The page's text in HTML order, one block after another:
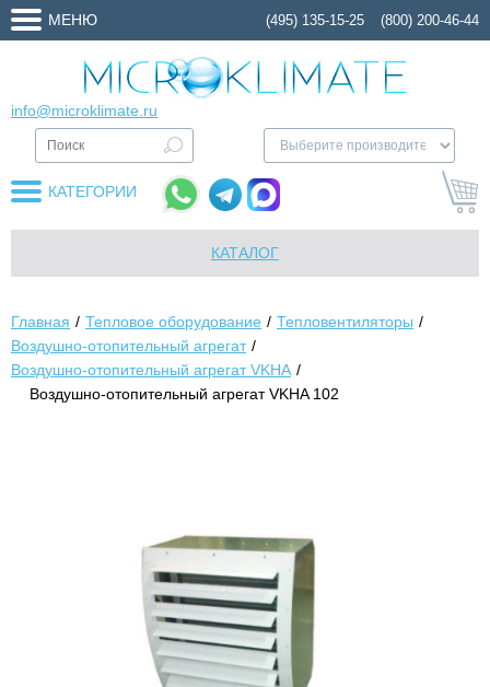
МЕНЮ (495) 135-15-25 (800) 200-46-44
info@microklimate.ru
КАТЕГОРИИ
КАТАЛОГ
Главная Тепловое оборудование
Тепловентиляторы
Воздушно-отопительный агрегат
Воздушно-отопительный агрегат VKHA
Воздушно-отопительный агрегат VKHA 102